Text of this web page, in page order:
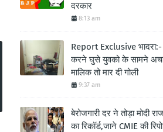
दरकार
8:13 am
Report Exclusive भादरा:-
करने घुसे युवको के सामने
मालिक तो मार दी गोली
9:37 am
बेरोजगारी दर ने तोड़ा मोदी
का रिकॉर्ड,जाने CMIE की